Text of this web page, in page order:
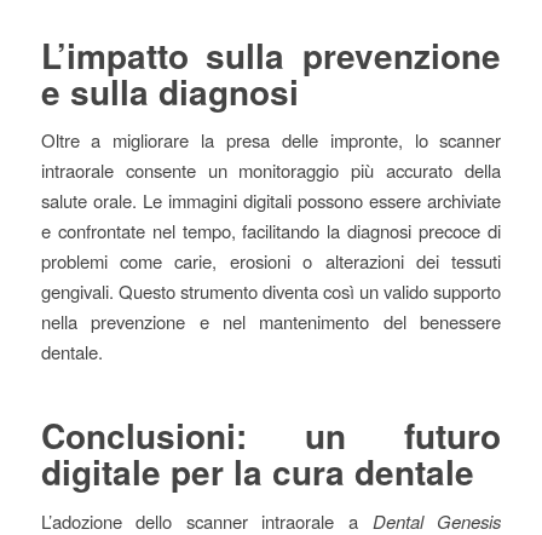
L’impatto sulla prevenzione
e sulla diagnosi
Oltre a migliorare la presa delle impronte, lo scanner
intraorale consente un monitoraggio più accurato della
salute orale. Le immagini digitali possono essere archiviate
e confrontate nel tempo, facilitando la diagnosi precoce di
problemi come carie, erosioni o alterazioni dei tessuti
gengivali. Questo strumento diventa così un valido supporto
nella prevenzione e nel mantenimento del benessere
dentale.
Conclusioni: un futuro
digitale per la cura dentale
L’adozione dello scanner intraorale a Dental Genesis